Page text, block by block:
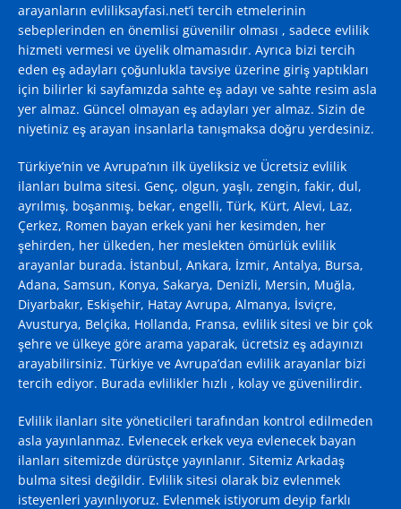
arayanların evliliksayfasi.net’i tercih etmelerinin
sebeplerinden en önemlisi güvenilir olması , sadece evlilik
hizmeti vermesi ve üyelik olmamasıdır. Ayrıca bizi tercih
eden eş adayları çoğunlukla tavsiye üzerine giriş yaptıkları
için bilirler ki sayfamızda sahte eş adayı ve sahte resim asla
yer almaz. Güncel olmayan eş adayları yer almaz. Sizin de
niyetiniz eş arayan insanlarla tanışmaksa doğru yerdesiniz.
Türkiye’nin ve Avrupa’nın ilk üyeliksiz ve Ücretsiz evlilik
ilanları bulma sitesi. Genç, olgun, yaşlı, zengin, fakir, dul,
ayrılmış, boşanmış, bekar, engelli, Türk, Kürt, Alevi, Laz,
Çerkez, Romen bayan erkek yani her kesimden, her
şehirden, her ülkeden, her meslekten ömürlük evlilik
arayanlar burada. İstanbul, Ankara, İzmir, Antalya, Bursa,
Adana, Samsun, Konya, Sakarya, Denizli, Mersin, Muğla,
Diyarbakır, Eskişehir, Hatay Avrupa, Almanya, İsviçre,
Avusturya, Belçika, Hollanda, Fransa, evlilik sitesi ve bir çok
şehre ve ülkeye göre arama yaparak, ücretsiz eş adayınızı
arayabilirsiniz. Türkiye ve Avrupa’dan evlilik arayanlar bizi
tercih ediyor. Burada evlilikler hızlı , kolay ve güvenilirdir.
Evlilik ilanları site yöneticileri tarafından kontrol edilmeden
asla yayınlanmaz. Evlenecek erkek veya evlenecek bayan
ilanları sitemizde dürüstçe yayınlanır. Sitemiz Arkadaş
bulma sitesi değildir. Evlilik sitesi olarak biz evlenmek
isteyenleri yayınlıyoruz. Evlenmek istiyorum deyip farklı